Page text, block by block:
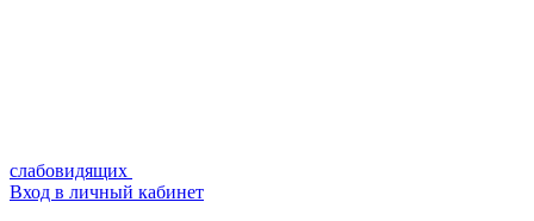
слабовидящих
Вход в личный кабинет